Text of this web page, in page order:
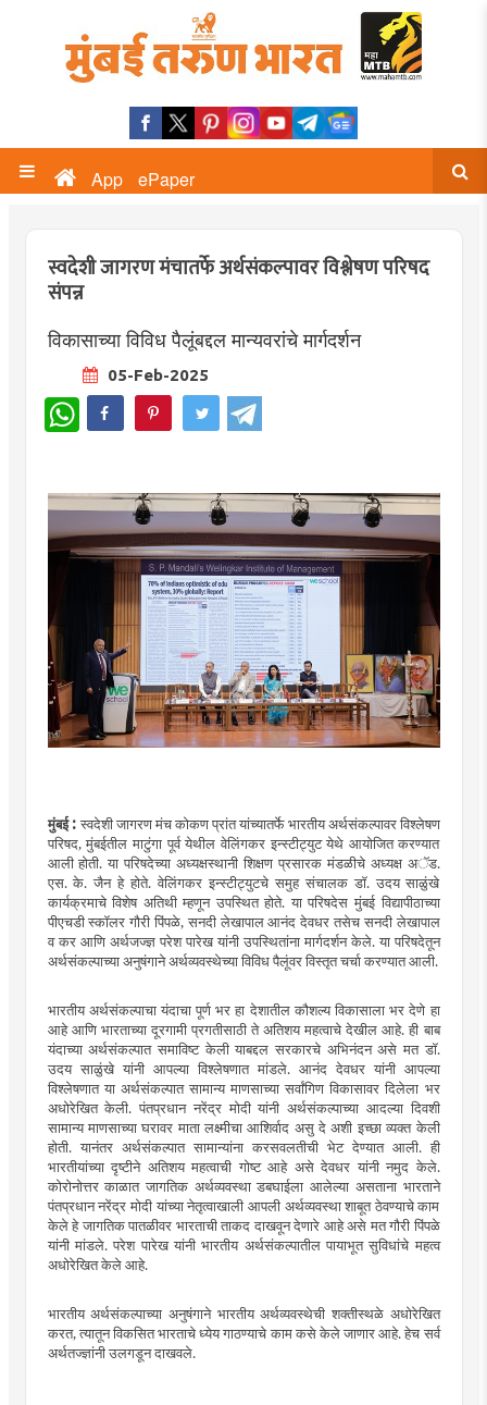
App ePaper
स्वदेशी जागरण मंचातर्फे अर्थसंकल्पावर विश्लेषण परिषद
संपन्न
विकासाच्या विविध पैलूंबद्दल मान्यवरांचे मार्गदर्शन
05-Feb-2025
WhatsApp
मुंबई: स्वदेशी जागरण मंच कोकण प्रांत यांच्यातर्फे भारतीय अर्थसंकल्पावर विश्लेषण
परिषद, मुंबईतील माटुंगा पूर्व येथील वेलिंगकर इन्स्टीट्युट येथे आयोजित करण्यात
आली होती. या परिषदेच्या अध्यक्षस्थानी शिक्षण प्रसारक मंडळीचे अध्यक्ष अॅड.
एस. के. जैन हे होते. वेलिंगकर इन्स्टीट्युटचे समुह संचालक डॉ. उदय साळुंखे
कार्यक्रमाचे विशेष अतिथी म्हणून उपस्थित होते. या परिषदेस मुंबई विद्यापीठाच्या
पीएचडी स्कॉलर गौरी पिंपळे, सनदी लेखापाल आनंद देवधर तसेच सनदी लेखापाल
व कर आणि अर्थजज्ज्ञ परेश पारेख यांनी उपस्थितांना मार्गदर्शन केले. या परिषदेतून
अर्थसंकल्पाच्या अनुषंगाने अर्थव्यवस्थेच्या विविध पैलूंवर विस्तृत चर्चा करण्यात आली.
भारतीय अर्थसंकल्पाचा यंदाचा पूर्ण भर हा देशातील कौशल्य विकासाला भर देणे हा
आहे आणि भारताच्या दूरगामी प्रगतीसाठी ते अतिशय महत्वाचे देखील आहे. ही बाब
यंदाच्या अर्थसंकल्पात समाविष्ट केली याबद्दल सरकारचे अभिनंदन असे मत डॉ.
उदय साळुंखे यांनी आपल्या विश्लेषणात मांडले. आनंद देवधर यांनी आपल्या
विश्लेषणात या अर्थसंकल्पात सामान्य माणसाच्या सर्वांगिण विकासावर दिलेला भर
अधोरेखित केली. पंतप्रधान नरेंद्र मोदी यांनी अर्थसंकल्पाच्या आदल्या दिवशी
सामान्य माणसाच्या घरावर माता लक्ष्मीचा आशिर्वाद असु दे अशी इच्छा व्यक्त केली
होती. यानंतर अर्थसंकल्पात सामान्यांना करसवलतीची भेट देण्यात आली. ही
भारतीयांच्या दृष्टीने अतिशय महत्वाची गोष्ट आहे असे देवधर यांनी नमुद केले.
कोरोनोत्तर काळात जागतिक अर्थव्यवस्था डबघाईला आलेल्या असताना भारताने
पंतप्रधान नरेंद्र मोदी यांच्या नेतृत्वाखाली आपली अर्थव्यवस्था शाबूत ठेवण्याचे काम
केले हे जागतिक पातळीवर भारताची ताकद दाखवून देणारे आहे असे मत गौरी पिंपळे
यांनी मांडले. परेश पारेख यांनी भारतीय अर्थसंकल्पातील पायाभूत सुविधांचे महत्व
अधोरेखित केले आहे.
भारतीय अर्थसंकल्पाच्या अनुषंगाने भारतीय अर्थव्यवस्थेची शक्तीस्थळे अधोरेखित
करत, त्यातून विकसित भारताचे ध्येय गाठण्याचे काम कसे केले जाणार आहे. हेच सर्व
अर्थतज्ज्ञांनी उलगडून दाखवले.